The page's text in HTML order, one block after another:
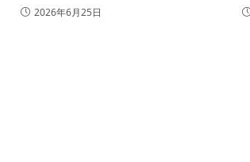
2026年6月25日